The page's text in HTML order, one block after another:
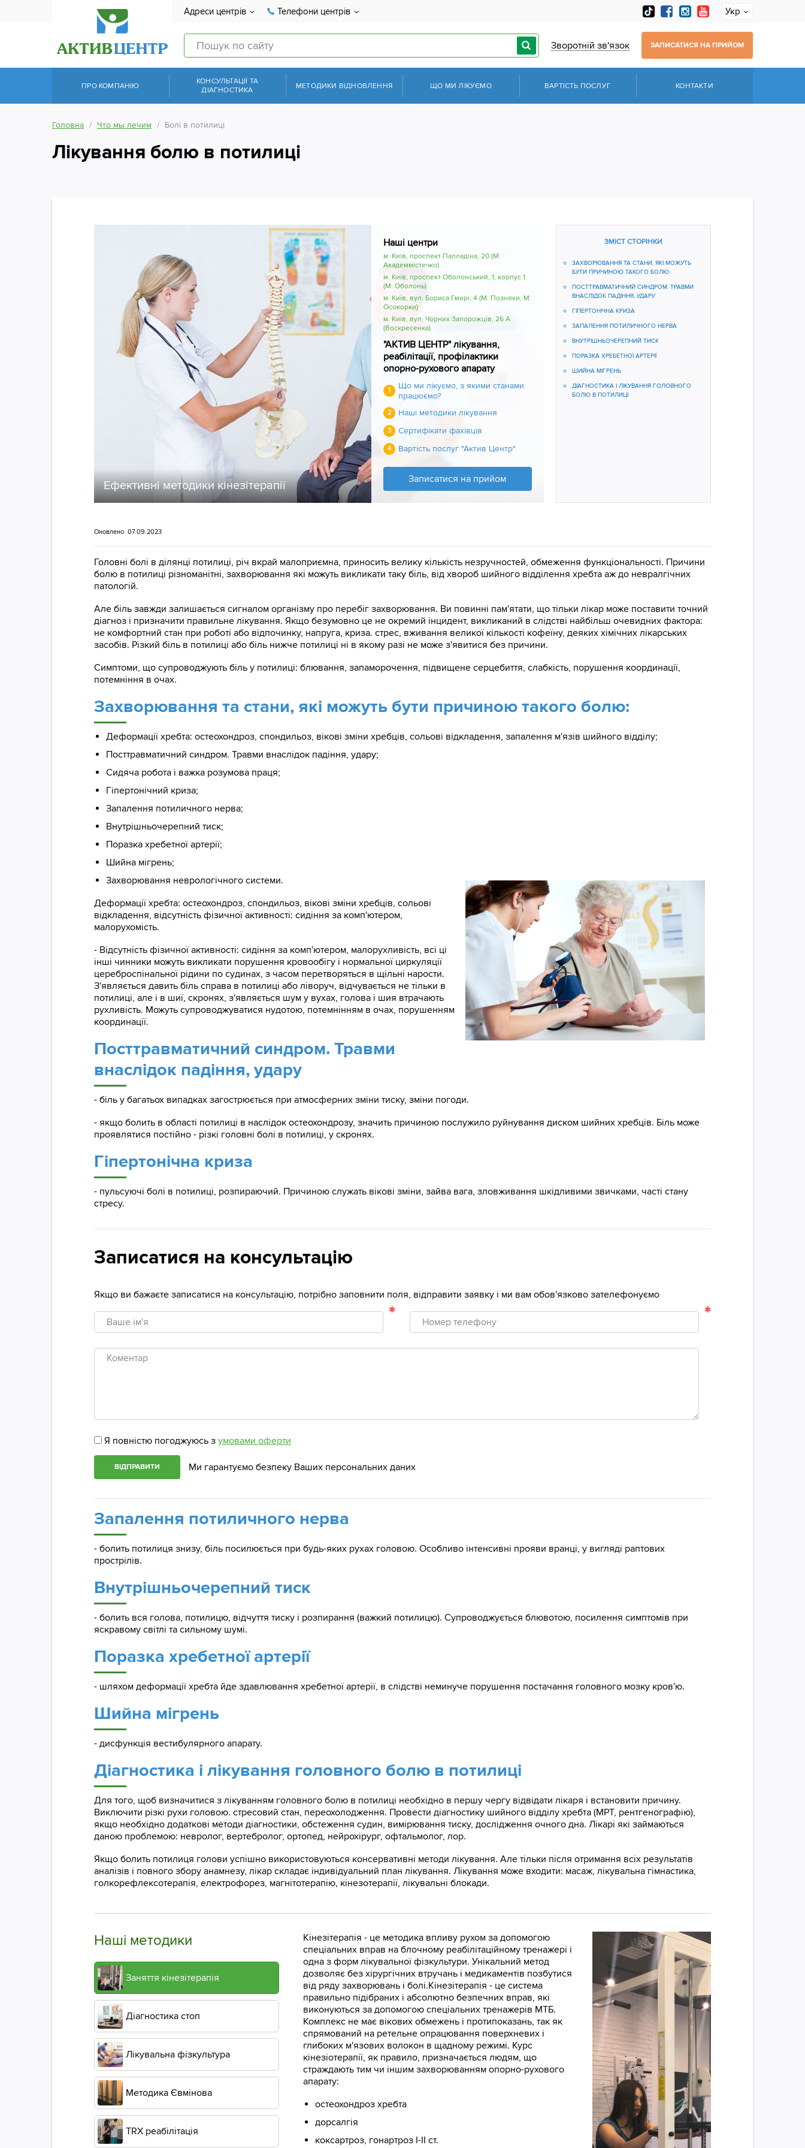
Адреси центрів Телефони центрів Укр
Зворотній зв'язок ЗАПИСАТИСЯ НА ПРИЙОМ
ПРО КОМПАНІЮ
КОНСУЛЬТАЦІЇ ТА
ДІАГНОСТИКА
МЕТОДИКИ ВІДНОВЛЕННЯ ЩО МИ ЛІКУЄМО ВАРТІСТЬ ПОСЛУГ КОНТАКТИ
Головна Что мы лечим Болі в потилиці
Лікування болю в потилиці
Ефективні методики кінезітерапії
Наші центри
м. Київ, проспект Палладіна, 20 (М.
Академмістечко)
м. Київ, проспект Оболонський, 1; корпус 1
(М. Оболонь)
м. Київ, вул. Бориса Гмирі, 4 (М. Позняки, М.
Осокорки)
м. Київ, вул. Чорних Запорожців, 26 А
(Воскресенка)
"АКТИВ ЦЕНТР" лікування,
реабілітації, профілактики
опорно-рухового апарату
1
Що ми лікуємо, з якими станами
працюємо?
2 Наші методики лікування
3 Сертифікати фахівців
4 Вартість послуг "Актив Центр"
Записатися на прийом
ЗМІСТ СТОРІНКИ
ЗАХВОРЮВАННЯ ТА СТАНИ, ЯКІ МОЖУТЬ
БУТИ ПРИЧИНОЮ ТАКОГО БОЛЮ:
ПОСТТРАВМАТИЧНИЙ СИНДРОМ. ТРАВМИ
ВНАСЛІДОК ПАДІННЯ, УДАРУ
ГІПЕРТОНІЧНА КРИЗА
ЗАПАЛЕННЯ ПОТИЛИЧНОГО НЕРВА
ВНУТРІШНЬОЧЕРЕПНИЙ ТИСК
ПОРАЗКА ХРЕБЕТНОЇ АРТЕРІЇ
ШИЙНА МІГРЕНЬ
ДІАГНОСТИКА І ЛІКУВАННЯ ГОЛОВНОГО
БОЛЮ В ПОТИЛИЦІ
Оновлено: 07.09.2023
Головні болі в ділянці потилиці, річ вкрай малоприємна, приносить велику кількість незручностей, обмеження функціональності. Причини
болю в потилиці різноманітні, захворювання які можуть викликати таку біль, від хвороб шийного відділення хребта аж до невралгічних
патологій.
Але біль завжди залишається сигналом організму про перебіг захворювання. Ви повинні пам'ятати, що тільки лікар може поставити точний
діагноз і призначити правильне лікування. Якщо безумовно це не окремий інцидент, викликаний в слідстві найбільш очевидних фактора:
не комфортний стан при роботі або відпочинку, напруга, криза. стрес, вживання великої кількості кофеїну, деяких хімічних лікарських
засобів. Різкий біль в потилиці або біль нижче потилиці ні в якому разі не може з'явитися без причини.
Симптоми, що супроводжують біль у потилиці: блювання, запаморочення, підвищене серцебиття, слабкість, порушення координації,
потемніння в очах.
Захворювання та стани, які можуть бути причиною такого болю:
Деформації хребта: остеохондроз, спондильоз, вікові зміни хребців, сольові відкладення, запалення м'язів шийного відділу;
Посттравматичний синдром. Травми внаслідок падіння, удару;
Сидяча робота і важка розумова праця;
Гіпертонічний криза;
Запалення потиличного нерва;
Внутрішньочерепний тиск;
Поразка хребетної артерії;
Шийна мігрень;
Захворювання неврологічного системи.
Деформації хребта: остеохондроз, спондильоз, вікові зміни хребців, сольові
відкладення, відсутність фізичної активності: сидіння за комп'ютером,
малорухомість.
- Відсутність фізичної активності: сидіння за комп'ютером, малорухливість, всі ці
інші чинники можуть викликати порушення кровообігу і нормальної циркуляції
цереброспінальної рідини по судинах, з часом перетворяться в щільні нарости.
З'являється давить біль справа в потилиці або ліворуч, відчувається не тільки в
потилиці, але і в шиї, скронях, з'являється шум у вухах, голова і шия втрачають
рухливість. Можуть супроводжуватися нудотою, потемнінням в очах, порушенням
координації.
Посттравматичний синдром. Травми
внаслідок падіння, удару
- біль у багатьох випадках загострюється при атмосферних зміни тиску, зміни погоди.
- якщо болить в області потилиці в наслідок остеохондрозу, значить причиною послужило руйнування диском шийних хребців. Біль може
проявлятися постійно - різкі головні болі в потилиці, у скронях.
Гіпертонічна криза
- пульсуючі болі в потилиці, розпираючий. Причиною служать вікові зміни, зайва вага, зловживання шкідливими звичками, часті стану
стресу.
Записатися на консультацію
Якщо ви бажаєте записатися на консультацію, потрібно заповнити поля, відправити заявку і ми вам обов'язково зателефонуємо
Ваше
ім'я
Номер
телефону
Коментар
Я повністю погоджуюсь з умовами оферти
ВІДПРАВИТИ Ми гарантуємо безпеку Ваших персональних даних
Запалення потиличного нерва
- болить потилиця знизу, біль посилюється при будь-яких рухах головою. Особливо інтенсивні прояви вранці, у вигляді раптових
прострілів.
Внутрішньочерепний тиск
- болить вся голова, потилицю, відчуття тиску і розпирання (важкий потилицю). Супроводжується блювотою, посилення симптомів при
яскравому світлі та сильному шумі.
Поразка хребетної артерії
- шляхом деформації хребта йде здавлювання хребетної артерії, в слідстві неминуче порушення постачання головного мозку кров'ю.
Шийна мігрень
- дисфункція вестибулярного апарату.
Діагностика і лікування головного болю в потилиці
Для того, щоб визначитися з лікуванням головного болю в потилиці необхідно в першу чергу відвідати лікаря і встановити причину.
Виключити різкі рухи головою. стресовий стан, переохолодження. Провести діагностику шийного відділу хребта (МРТ, рентгенографію),
якщо необхідно додаткові методи діагностики, обстеження судин, вимірювання тиску, дослідження очного дна. Лікарі які займаються
даною проблемою: невролог, вертебролог, ортопед, нейрохірург, офтальмолог, лор.
Якщо болить потилиця голови успішно використовуються консервативні методи лікування. Але тільки після отримання всіх результатів
аналізів і повного збору анамнезу, лікар складає індивідуальний план лікування. Лікування може входити: масаж, лікувальна гімнастика,
голкорефлексотерапія, електрофорез, магнітотерапію, кінезотерапії, лікувальні блокади.
Наші методики
Заняття кінезітерапія
Діагностика стоп
Лікувальна фізкультура
Методика Євмінова
ТRХ реабілітація
Кінезітерапія - це методика впливу рухом за допомогою
спеціальних вправ на блочному реабілітаційному тренажері і
одна з форм лікувальної фізкультури. Унікальний метод
дозволяє без хірургічних втручань і медикаментів позбутися
від ряду захворювань і болі.Кінезітерапія - це система
правильно підібраних і абсолютно безпечних вправ, які
виконуються за допомогою спеціальних тренажерів МТБ.
Комплекс не має вікових обмежень і протипоказань, так як
спрямований на ретельне опрацювання поверхневих і
глибоких м'язових волокон в щадному режимі. Курс
кінезіотерапії, як правило, призначається людям, що
страждають тим чи іншим захворюванням опорно-рухового
апарату:
остеохондроз хребта
дорсалгія
коксартроз, гонартроз I-II ст.